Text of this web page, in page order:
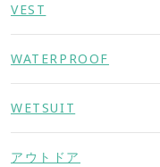
VEST
WATERPROOF
WETSUIT
アウトドア